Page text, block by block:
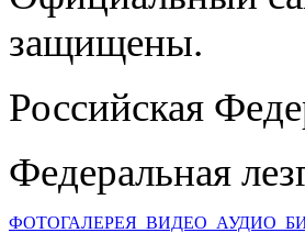
защищены.
Российская
Федеральная
ФОТОГАЛЕРЕЯ ВИДЕО АУДИО